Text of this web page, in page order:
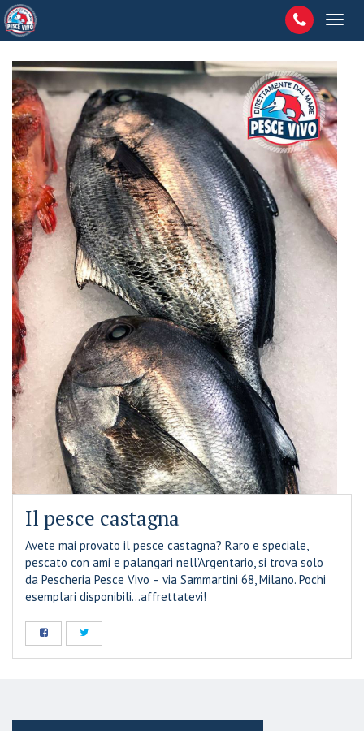
Il pesce castagna
Avete mai provato il pesce castagna? Raro e speciale,
pescato con ami e palangari nell’Argentario, si trova solo
da Pescheria Pesce Vivo – via Sammartini 68, Milano. Pochi
esemplari disponibili…affrettatevi!